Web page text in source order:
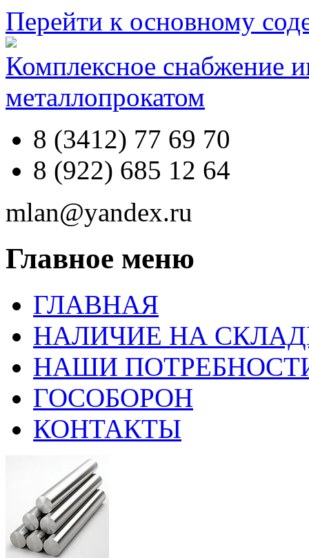
Перейти к основному
Комплексное снабжение
металлопрокатом
8 (3412) 77 69 70
8 (922) 685 12 64
mlan@yandex.ru
Главное меню
ГЛАВНАЯ
НАЛИЧИЕ НА
НАШИ
ГОСОБОРОН
КОНТАКТЫ